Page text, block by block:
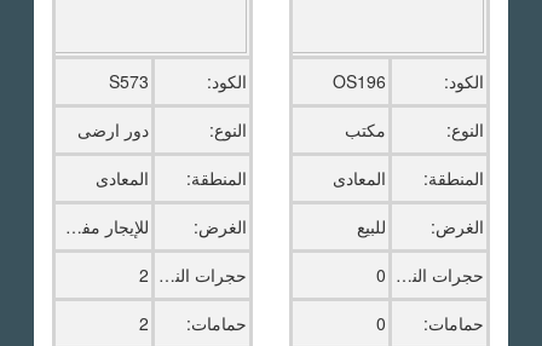
الكود:
OS196
النوع:
مكتب
المنطقة:
المعادى
الغرض:
للبيع
حجرات النوم: 0
حمامات:
0
الكود:
S573
النوع:
دور ارضى
المنطقة:
المعادى
الغرض:
للإيجار مفروش
حجرات النوم: 2
حمامات:
2